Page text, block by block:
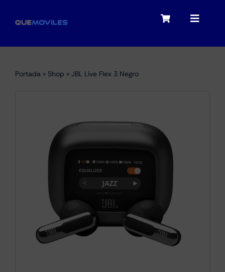
Toggle
My account
Checkout
Toggle
Audio
Portátiles
Smartwatches
Portada » Shop » JBL Live Flex 3 Negro